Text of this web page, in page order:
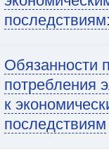
Обязанности
потребления
к
последствиям